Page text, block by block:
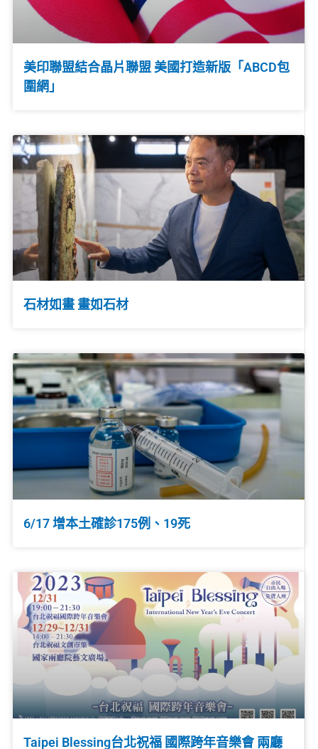
美印聯盟結合晶片聯盟 美國打造新版「ABCD包
圍網」
石材如畫 畫如石材
6/17 增本土確診175例、19死
Taipei Blessing台北祝福 國際跨年音樂會 兩廳